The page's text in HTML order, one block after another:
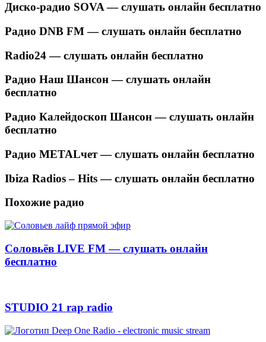
Диско-радио SOVA — слушать онлайн бесплатно
Радио DNB FM — слушать онлайн бесплатно
Radio24 — слушать онлайн бесплатно
Радио Наш Шансон — слушать онлайн
бесплатно
Радио Калейдоскоп Шансон — слушать онлайн
бесплатно
Радио METALчет — слушать онлайн бесплатно
Ibiza Radios – Hits — слушать онлайн бесплатно
Похожие радио
Соловьёв LIVE FM — слушать онлайн
бесплатно
STUDIO 21 rap radio